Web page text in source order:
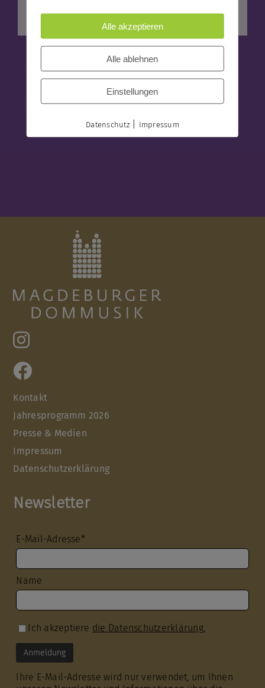
Tweet this
Kontakt
Jahresprogramm 2026
Presse & Medien
Impressum
Datenschutzerklärung
Newsletter
E-Mail-Adresse*
Name
Ich akzeptiere die Datenschutzerklärung.
Ihre E-Mail-Adresse wird nur verwendet, um Ihnen
Alle akzeptieren
Alle ablehnen
Einstellungen
Datenschutz| Impressum